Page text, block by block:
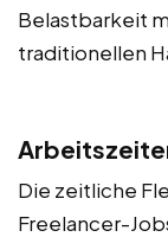
Belastbarkeit
traditionellen
Die zeitliche
Freelancer-